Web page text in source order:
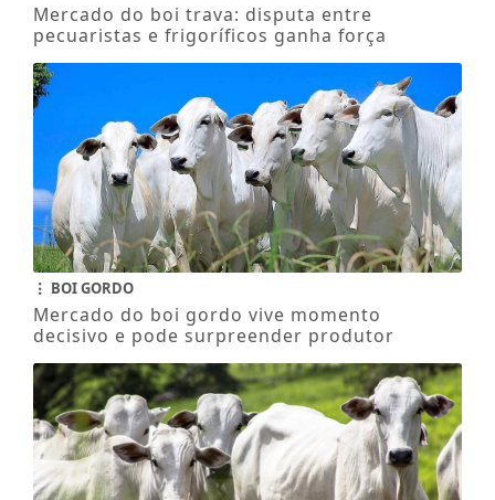
Mercado do boi trava: disputa entre
pecuaristas e frigoríficos ganha força
BOI GORDO
Mercado do boi gordo vive momento
decisivo e pode surpreender produtor